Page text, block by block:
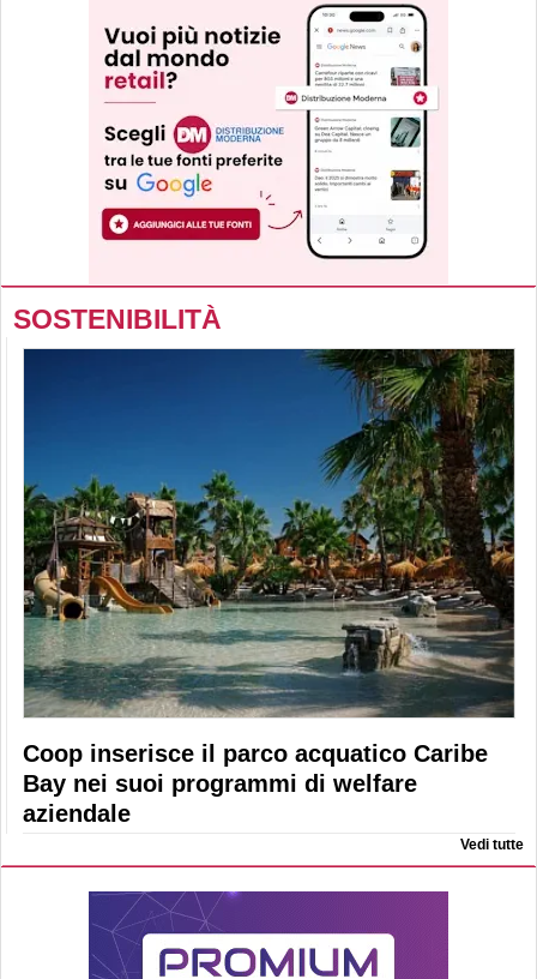
SOSTENIBILITÀ
Coop inserisce il parco acquatico Caribe
Bay nei suoi programmi di welfare
aziendale
Vedi tutte